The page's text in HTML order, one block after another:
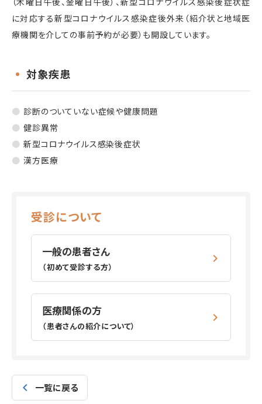
に対応する新型コロナウイルス感染症後外来（紹介状と地域医
療機関を介しての事前予約が必要）も開設しています。
対象疾患
診断のついていない症候や健康問題
健診異常
新型コロナウイルス感染後症状
漢方医療
受診について
一般の患者さん
（初めて受診する方）
医療関係の方
（患者さんの紹介について）
一覧に戻る